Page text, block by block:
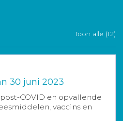
Toon alle (12)
30 juni 2023
COVID en opvallende
vaccins en